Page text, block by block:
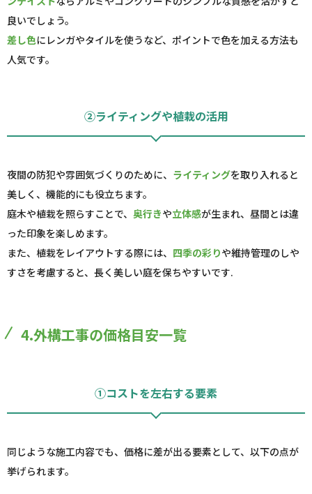
良いでしょう。
差し色にレンガやタイルを使うなど、ポイントで色を加える方法も
人気です。
②ライティングや植栽の活用
夜間の防犯や雰囲気づくりのために、 ライティングを取り入れると
美しく、機能的にも役立ちます。
庭木や植栽を照らすことで、 奥行きや立体感が生まれ、昼間とは違
った印象を楽しめます。
また、植栽をレイアウトする際には、 四季の彩りや維持管理のしや
すさを考慮すると、長く美しい庭を保ちやすいです.
4.外構工事の価格目安一覧
①コストを左右する要素
同じような施工内容でも、価格に差が出る要素として、以下の点が
挙げられます。